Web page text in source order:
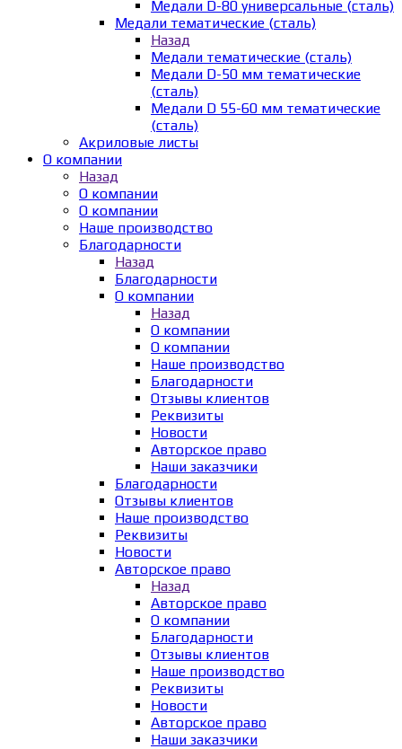
Медали D-80 универсальные (сталь)
Медали тематические (сталь)
Назад
Медали тематические (сталь)
Медали D-50 мм тематические
(сталь)
Медали D 55-60 мм тематические
(сталь)
Акриловые листы
О компании
Назад
О компании
О компании
Наше производство
Благодарности
Назад
Благодарности
О компании
Назад
О компании
О компании
Наше производство
Благодарности
Отзывы клиентов
Реквизиты
Новости
Авторское право
Наши заказчики
Благодарности
Отзывы клиентов
Наше производство
Реквизиты
Новости
Авторское право
Назад
Авторское право
О компании
Благодарности
Отзывы клиентов
Наше производство
Реквизиты
Новости
Авторское право
Наши заказчики